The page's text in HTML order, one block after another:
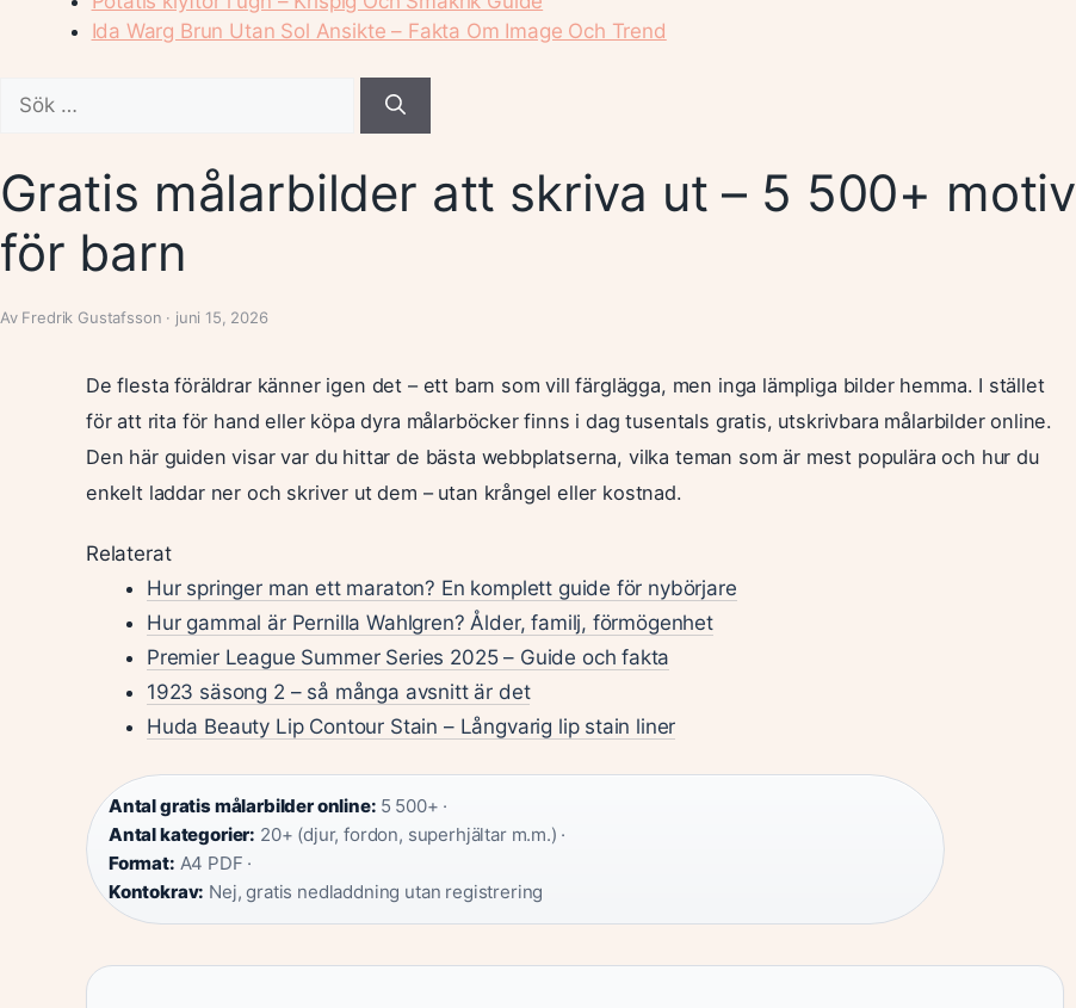
Ida Warg Brun Utan Sol Ansikte – Fakta Om Image Och Trend
efter:
Gratis målarbilder att skriva ut – 5 500+ motiv
för barn
Av Fredrik Gustafsson · juni 15, 2026
De flesta föräldrar känner igen det – ett barn som vill färglägga, men inga lämpliga bilder hemma. I stället
för att rita för hand eller köpa dyra målarböcker finns i dag tusentals gratis, utskrivbara målarbilder online.
Den här guiden visar var du hittar de bästa webbplatserna, vilka teman som är mest populära och hur du
enkelt laddar ner och skriver ut dem – utan krångel eller kostnad.
Relaterat
Hur springer man ett maraton? En komplett guide för nybörjare
Hur gammal är Pernilla Wahlgren? Ålder, familj, förmögenhet
Premier League Summer Series 2025 – Guide och fakta
1923 säsong 2 – så många avsnitt är det
Huda Beauty Lip Contour Stain – Långvarig lip stain liner
Antal gratis målarbilder online: 5 500+ ·
Antal kategorier: 20+ (djur, fordon, superhjältar m.m.) ·
Format: A4 PDF ·
Kontokrav: Nej, gratis nedladdning utan registrering